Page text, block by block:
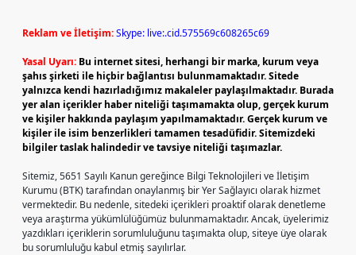
Reklam ve İletişim:Skype: live:.cid.575569c608265c69
Yasal Uyarı: Bu internet sitesi, herhangi bir marka, kurum veya
şahıs şirketi ile hiçbir bağlantısı bulunmamaktadır. Sitede
yalnızca kendi hazırladığımız makaleler paylaşılmaktadır. Burada
yer alan içerikler haber niteliği taşımamakta olup, gerçek kurum
ve kişiler hakkında paylaşım yapılmamaktadır. Gerçek kurum ve
kişiler ile isim benzerlikleri tamamen tesadüfidir. Sitemizdeki
bilgiler taslak halindedir ve tavsiye niteliği taşımazlar.
Sitemiz, 5651 Sayılı Kanun gereğince Bilgi Teknolojileri ve İletişim
Kurumu (BTK) tarafından onaylanmış bir Yer Sağlayıcı olarak hizmet
vermektedir. Bu nedenle, sitedeki içerikleri proaktif olarak denetleme
veya araştırma yükümlülüğümüz bulunmamaktadır. Ancak, üyelerimiz
yazdıkları içeriklerin sorumluluğunu taşımakta olup, siteye üye olarak
bu sorumluluğu kabul etmiş sayılırlar.